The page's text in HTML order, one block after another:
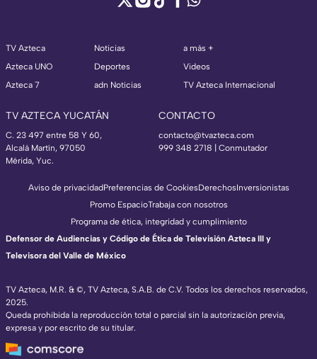
TV Azteca
Azteca UNO
Azteca 7
Noticias
Deportes
adn Noticias
a más +
Videos
TV Azteca Internacional
TV AZTECA YUCATÁN
C. 23 497 entre 58 Y 60,
Alcalá Martín, 97050
Mérida, Yuc.
CONTACTO
contacto@tvazteca.com
999 348 2718 | Conmutador
TV Azteca, M.R. & ©, TV Azteca, S.A.B. de C.V. Todos los derechos reservados,
2025.
Queda prohibida la reproducción total o parcial sin la autorización previa,
expresa y por escrito de su titular.
Aviso de privacidadPreferencias de CookiesDerechosInversionistas
Promo EspacioTrabaja con nosotros
Programa de ética, integridad y cumplimiento
Defensor de Audiencias y Código de Ética de Televisión Azteca III y
Televisora del Valle de México